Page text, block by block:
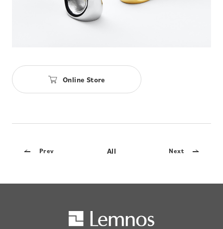
Online Store
Prev All Next